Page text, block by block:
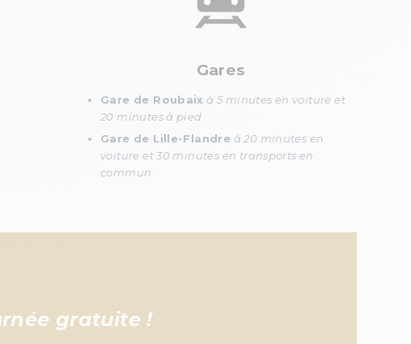
Gares
Gare de Roubaix à 5 minutes en voiture et
20 minutes à pied
Gare de Lille-Flandre à 20 minutes en
voiture et 30 minutes en transports en
commun
gratuite !